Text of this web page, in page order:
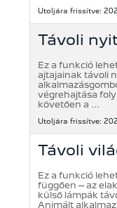
Utoljára frissítve:
Távoli
Ez a funkció
ajtajainak távoli
végrehajtása
követően a ...
Utoljára frissítve:
Távoli
Ez a funkció
függően – az
külső lámpák
Animált